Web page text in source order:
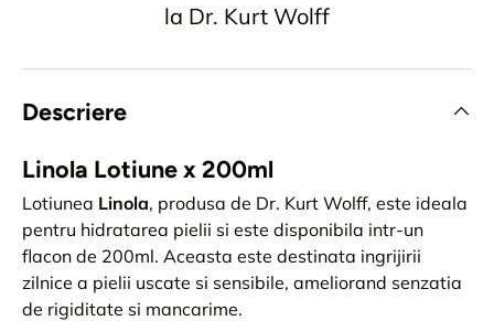
la Dr. Kurt Wolff
Descriere
Linola Lotiune x 200ml
Lotiunea Linola, produsa de Dr. Kurt Wolff, este ideala
pentru hidratarea pielii si este disponibila intr-un
flacon de 200ml. Aceasta este destinata ingrijirii
zilnice a pielii uscate si sensibile, ameliorand senzatia
de rigiditate si mancarime.